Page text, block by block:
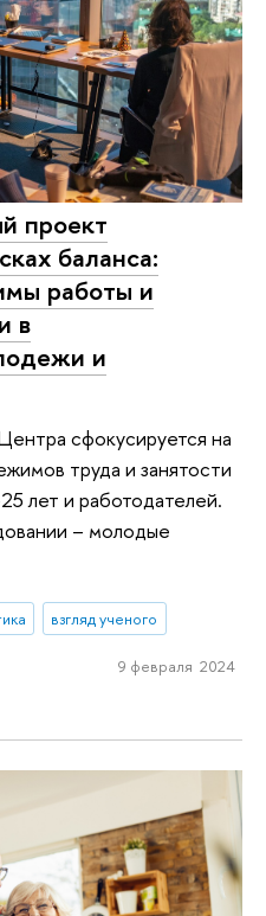
проект
баланса:
работы и
в
и
сфокусируется на
труда и занятости
лет и работодателей.
– молодые
взгляд ученого
9 февраля 2024